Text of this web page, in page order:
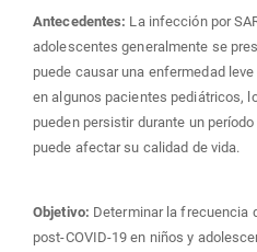
Antecedentes: La infección por
adolescentes generalmente se
puede causar una enfermedad
en algunos pacientes pediátricos,
pueden persistir durante un
puede afectar su calidad de vida.
Objetivo: Determinar la frecuencia
post-COVID-19 en niños y